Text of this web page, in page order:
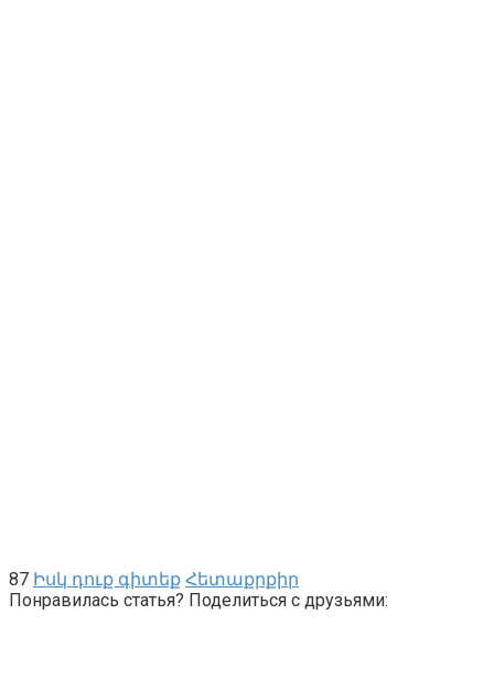
87 Իսկ դուք գիտեք Հետաքրքիր
Понравилась статья? Поделиться с друзьями: